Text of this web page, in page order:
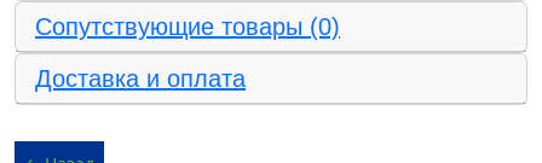
Сопутствующие товары (0)
Доставка и оплата